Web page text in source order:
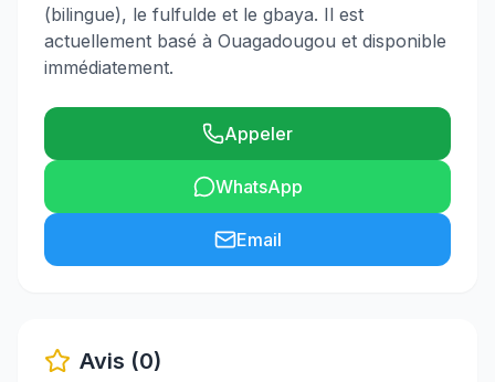
(bilingue), le fulfulde et le gbaya. Il est
actuellement basé à Ouagadougou et disponible
immédiatement.
Appeler
WhatsApp
Email
Avis (0)